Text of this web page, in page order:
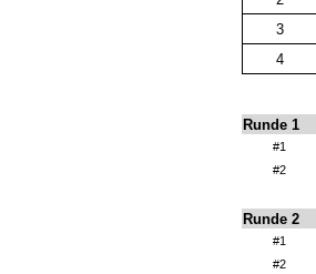
3
4
Runde 1
#1
#2
Runde 2
#1
#2